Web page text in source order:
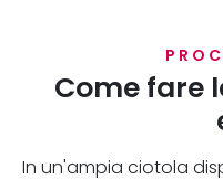
Come fare
In un'ampia ciotola